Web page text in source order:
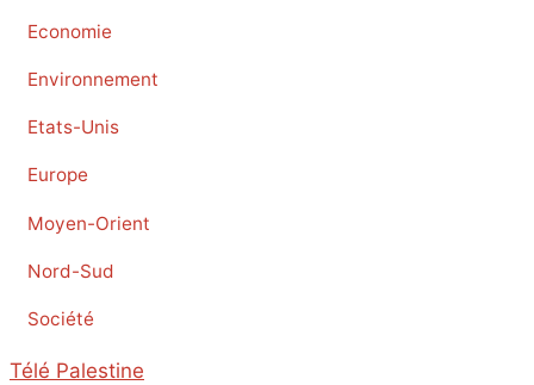
Economie
Environnement
Etats-Unis
Europe
Moyen-Orient
Nord-Sud
Société
Télé Palestine